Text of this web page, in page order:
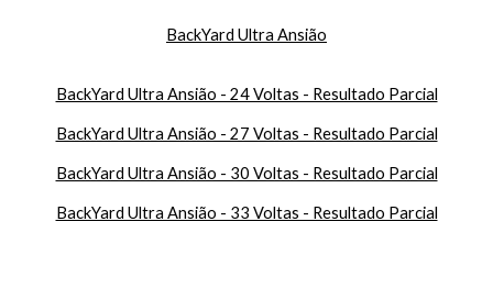
BackYard Ultra Ansião
BackYard Ultra Ansião - 24 Voltas - Resultado Parcial
BackYard Ultra Ansião - 27 Voltas - Resultado Parcial
BackYard Ultra Ansião - 30 Voltas - Resultado Parcial
BackYard Ultra Ansião - 33 Voltas - Resultado Parcial